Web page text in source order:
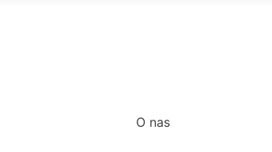
O nas